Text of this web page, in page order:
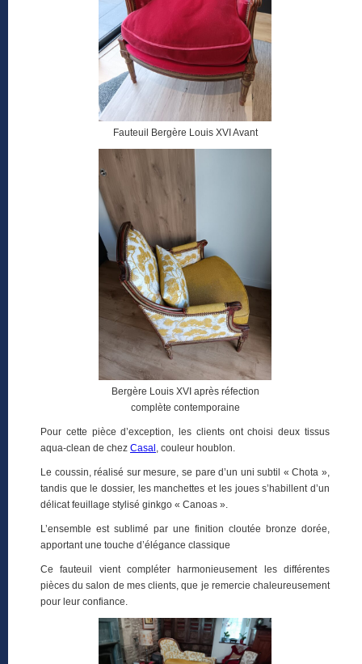
Fauteuil Bergère Louis XVI Avant
Bergère Louis XVI après réfection
complète contemporaine
Pour cette pièce d’exception, les clients ont choisi deux tissus
aqua-clean de chez Casal , couleur houblon.
Le coussin, réalisé sur mesure, se pare d’un uni subtil « Chota »,
tandis que le dossier, les manchettes et les joues s’habillent d’un
délicat feuillage stylisé ginkgo « Canoas ».
L’ensemble est sublimé par une finition cloutée bronze dorée,
apportant une touche d’élégance classique
Ce fauteuil vient compléter harmonieusement les différentes
pièces du salon de mes clients, que je remercie chaleureusement
pour leur confiance.